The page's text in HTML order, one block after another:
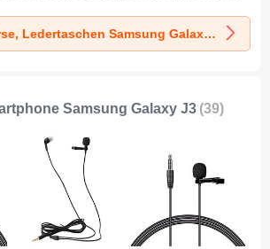
Samsung Galaxy
J3 Schwarz
Samsung Galaxy
J3 Braun
Mehr Geldbörse, Ledertaschen Samsung Galaxy J3
Samsung Galaxy J3 (39)